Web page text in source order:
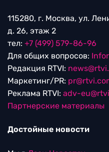
115280, г. Москва, ул.
д. 26, этаж 2
тел: +7 (499) 579-86-96
Для общих вопросов:
Редакция RTVI:
Маркетинг/PR:
Реклама RTVI: adv-
Партнерские материалы
Достойные новости